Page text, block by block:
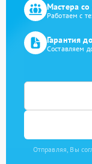
Мастера
Работаем с
Гарантия
Составляем
Отправляя, Вы